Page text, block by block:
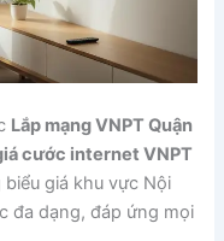
Lắp mạng VNPT Quận
cước internet VNPT
giá khu vực Nội
đa dạng, đáp ứng mọi